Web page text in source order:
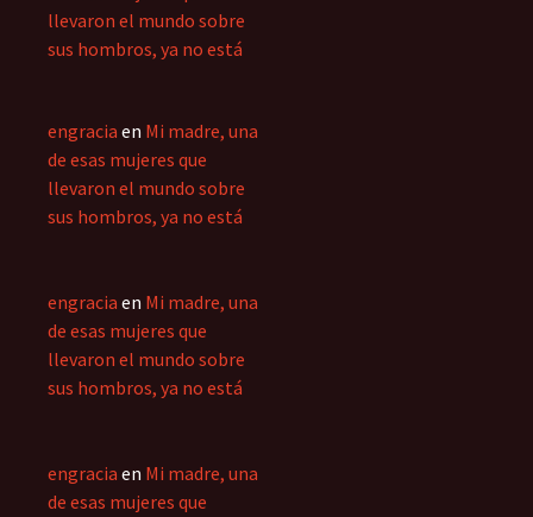
llevaron el mundo sobre
sus hombros, ya no está
engracia en Mi madre, una
de esas mujeres que
llevaron el mundo sobre
sus hombros, ya no está
engracia en Mi madre, una
de esas mujeres que
llevaron el mundo sobre
sus hombros, ya no está
engracia en Mi madre, una
de esas mujeres que